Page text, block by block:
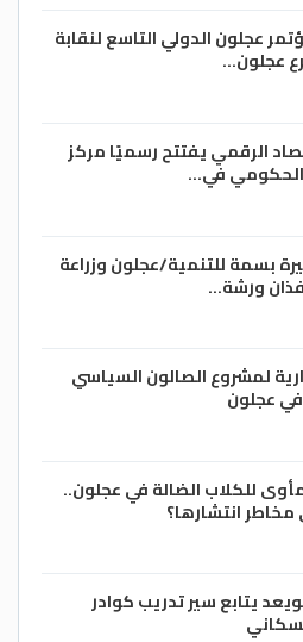
عجلون الدولي التاسع لنقابة
عجلون…
الرقمي يفتتح رسميًا مركز
الحكومي في…
بسمة للتنمية/عجلون وزراعة
ورشة…
لمشروع الصالون السياسي
عجلون
للكلاب الضالة في عجلون..
انتشارها؟
يتابع سير تدريب كوادر